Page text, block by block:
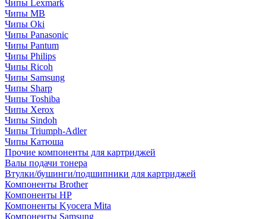
Чипы Lexmark
Чипы MB
Чипы Oki
Чипы Panasonic
Чипы Pantum
Чипы Philips
Чипы Ricoh
Чипы Samsung
Чипы Sharp
Чипы Toshiba
Чипы Xerox
Чипы Sindoh
Чипы Triumph-Adler
Чипы Катюша
Прочие компоненты для картриджей
Валы подачи тонера
Втулки/бушинги/подшипники для картриджей
Компоненты Brother
Компоненты HP
Компоненты Kyocera Mita
Компоненты Samsung